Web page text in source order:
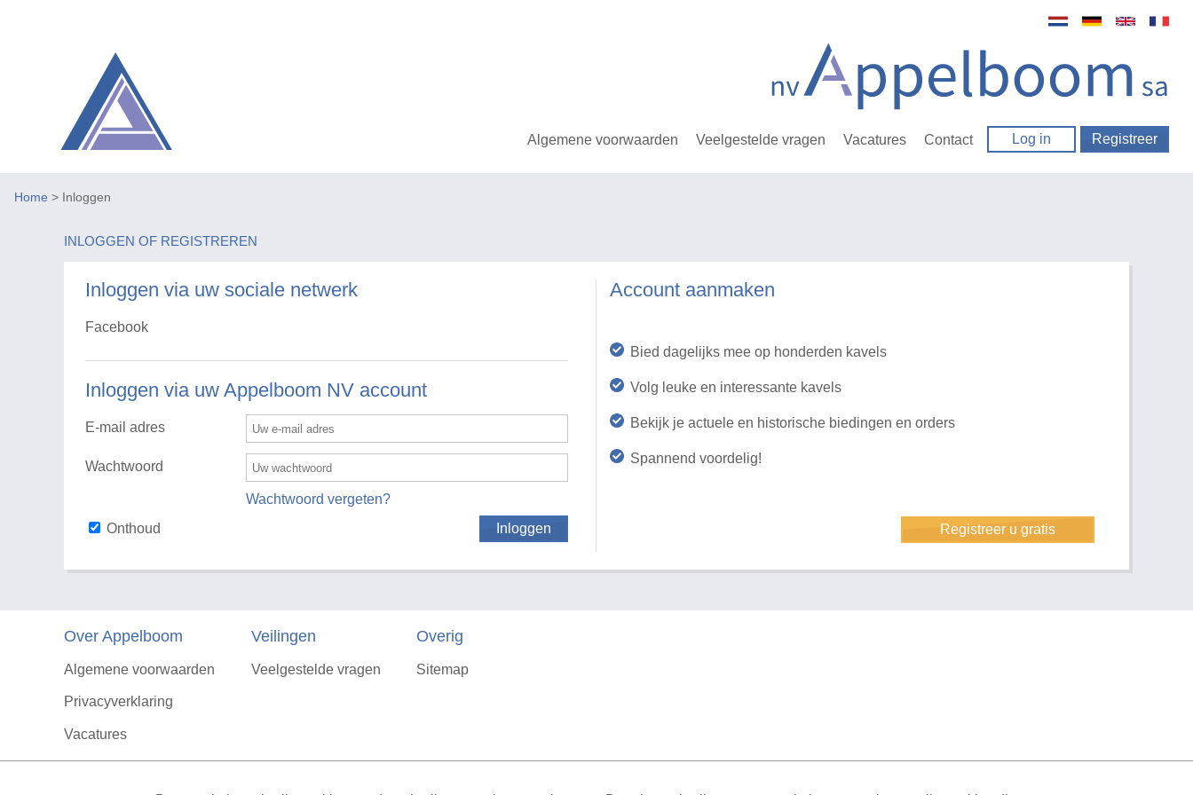
Algemene voorwaarden Veelgestelde vragen Vacatures Contact Log in Registreer
Home > Inloggen
INLOGGEN OF REGISTREREN
Inloggen via uw sociale netwerk
Facebook
Inloggen via uw Appelboom NV account
E-mail adres
Wachtwoord
Wachtwoord vergeten?
Onthoud
Inloggen
Account aanmaken
Bied dagelijks mee op honderden kavels
Volg leuke en interessante kavels
Bekijk je actuele en historische biedingen en orders
Spannend voordelig!
Registreer u gratis
Over Appelboom
Algemene voorwaarden
Privacyverklaring
Vacatures
Contact
Veilingen
Veelgestelde vragen
Overig
Sitemap